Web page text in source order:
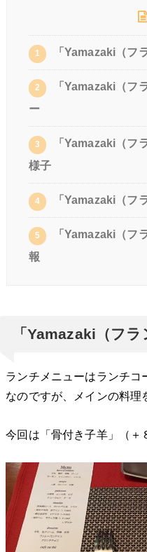
1 「Yamazaki（フ
2
「Yamazaki（フ
ー
3
「Yamazaki（フ
様子
4 「Yamazaki（フ
5
「Yamazaki（フ
報
「Yamazaki（フ
ランチメニューはランチコ
なのですが、メインの料理
今回は「骨付き子羊」（＋